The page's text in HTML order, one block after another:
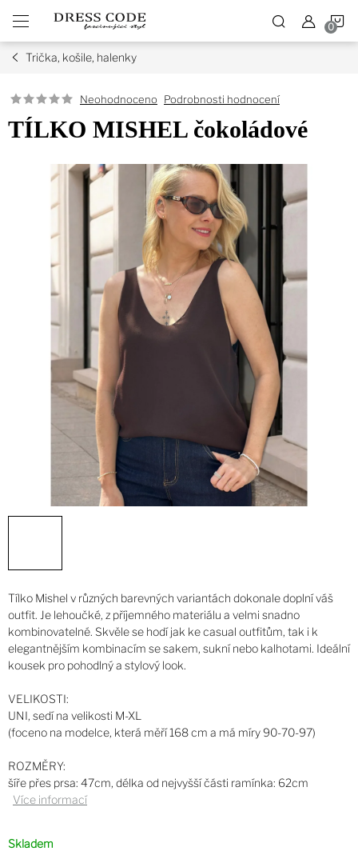
obsah
Trička, košile, halenky
Neohodnoceno Podrobnosti hodnocení
TÍLKO MISHEL čokoládové
Tílko Mishel v různých barevných variantách dokonale doplní váš
outfit. Je lehoučké, z příjemného materiálu a velmi snadno
kombinovatelné. Skvěle se hodí jak ke casual outfitům, tak i k
elegantnějším kombinacím se sakem, sukní nebo kalhotami. Ideální
kousek pro pohodlný a stylový look.
VELIKOSTI:
UNI, sedí na velikosti M-XL
(foceno na modelce, která měří 168 cm a má míry 90-70-97)
ROZMĚRY:
šíře přes prsa: 47cm, délka od nejvyšší části ramínka: 62cm
Více informací
Skladem